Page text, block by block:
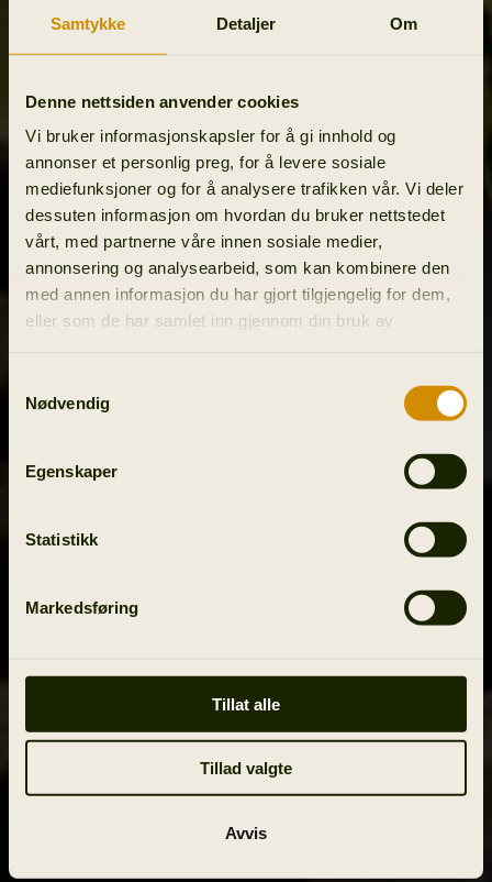
Samtykke Detaljer Om
Denne nettsiden anvender cookies
Vi bruker informasjonskapsler for å gi innhold og
annonser et personlig preg, for å levere sosiale
mediefunksjoner og for å analysere trafikken vår. Vi deler
dessuten informasjon om hvordan du bruker nettstedet
vårt, med partnerne våre innen sosiale medier,
annonsering og analysearbeid, som kan kombinere den
med annen informasjon du har gjort tilgjengelig for dem,
eller som de har samlet inn gjennom din bruk av
Nødvendig
Egenskaper
Statistikk
Markedsføring
Tillat alle
Tillad valgte
Avvis